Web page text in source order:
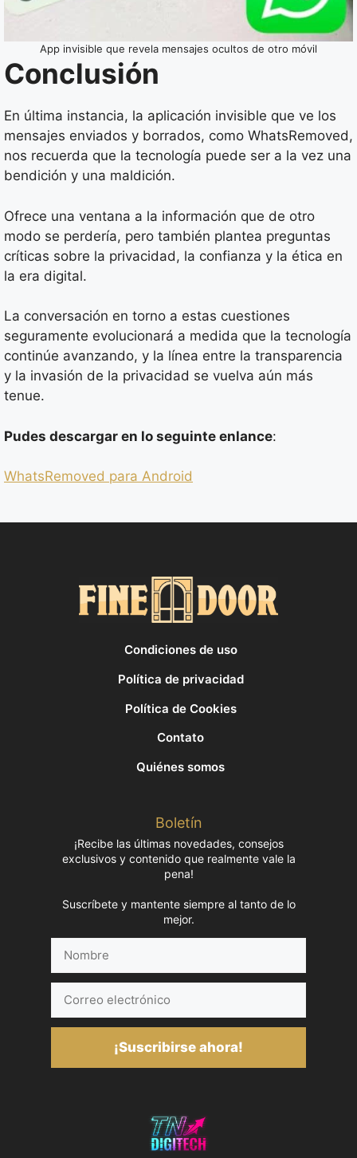
App invisible que revela mensajes ocultos de otro móvil
Conclusión
En última instancia, la aplicación invisible que ve los
mensajes enviados y borrados, como WhatsRemoved,
nos recuerda que la tecnología puede ser a la vez una
bendición y una maldición.
Ofrece una ventana a la información que de otro
modo se perdería, pero también plantea preguntas
críticas sobre la privacidad, la confianza y la ética en
la era digital.
La conversación en torno a estas cuestiones
seguramente evolucionará a medida que la tecnología
continúe avanzando, y la línea entre la transparencia
y la invasión de la privacidad se vuelva aún más
tenue.
Pudes descargar en lo seguinte enlance:
WhatsRemoved para Android
Condiciones de uso
Política de privacidad
Política de Cookies
Contato
Quiénes somos
Boletín
¡Recibe las últimas novedades, consejos
exclusivos y contenido que realmente vale la
pena!
Suscríbete y mantente siempre al tanto de lo
mejor.
electrónico
¡Suscribirse ahora!